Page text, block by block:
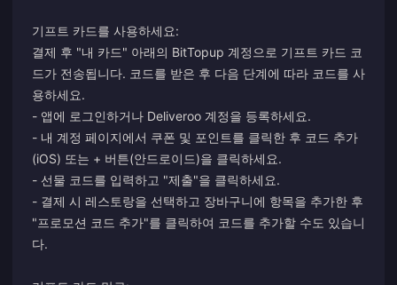
기프트 카드를 사용하세요:
결제 후 "내 카드" 아래의 BitTopup 계정으로 기프트 카드 코
드가 전송됩니다. 코드를 받은 후 다음 단계에 따라 코드를 사
용하세요.
- 앱에 로그인하거나 Deliveroo 계정을 등록하세요.
- 내 계정 페이지에서 쿠폰 및 포인트를 클릭한 후 코드 추가
(iOS) 또는 + 버튼(안드로이드)을 클릭하세요.
- 선물 코드를 입력하고 "제출"을 클릭하세요.
- 결제 시 레스토랑을 선택하고 장바구니에 항목을 추가한 후
"프로모션 코드 추가"를 클릭하여 코드를 추가할 수도 있습니
다.